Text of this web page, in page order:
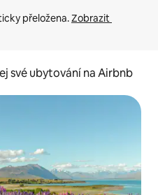
přeložena. Zobrazit
své ubytování na Airbnb